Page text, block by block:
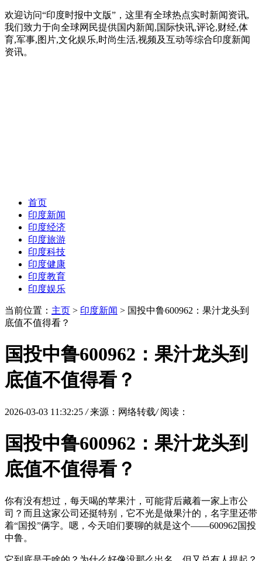
欢迎访问“印度时报中文版”，这里有全球热点实时新闻资讯,
我们致力于向全球网民提供国内新闻,国际快讯,评论,财经,体
育,军事,图片,文化娱乐,时尚生活,视频及互动等综合印度新闻
资讯。
首页
印度新闻
印度经济
印度旅游
印度科技
印度健康
印度教育
印度娱乐
当前位置： 主页 > 印度新闻 > 国投中鲁600962：果汁龙头到
底值不值得看？
国投中鲁600962：果汁龙头到
底值不值得看？
2026-03-03 11:32:25 / 来源：网络转载/ 阅读：
国投中鲁600962：果汁龙头到
底值不值得看？
你有没有想过，每天喝的苹果汁，可能背后藏着一家上市公
司？而且这家公司还挺特别，它不光是做果汁的，名字里还带
着“国投”俩字。嗯，今天咱们要聊的就是这个——600962国投
中鲁。